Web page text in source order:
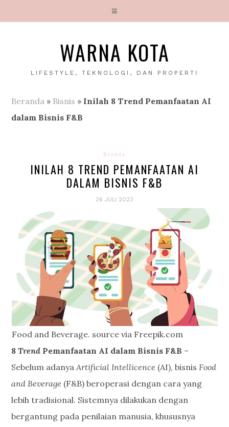
WARNA KOTA
LIFESTYLE, TEKNOLOGI, DAN PROPERTI
Beranda » Bisnis » Inilah 8 Trend Pemanfaatan AI
dalam Bisnis F&B
Bisnis
INILAH 8 TREND PEMANFAATAN AI
DALAM BISNIS F&B
26 JULI 2023
Food and Beverage. source via Freepik.com
8Trend Pemanfaatan AI dalam Bisnis F&B –
Sebelum adanyaArtificial Intellicence (AI), bisnisFood
and Beverage (F&B) beroperasi dengan cara yang
lebih tradisional. Sistemnya dilakukan dengan
bergantung pada penilaian manusia, khususnya